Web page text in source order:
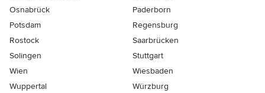
Osnabrück
Paderborn
Potsdam
Regensburg
Rostock
Saarbrücken
Solingen
Stuttgart
Wien
Wiesbaden
Wuppertal
Würzburg